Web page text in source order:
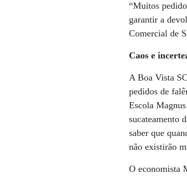
“Muitos
garantir a
Comercial de
Caos e
A Boa Vista
pedidos de
Escola
sucateamento
saber que
não existirão
O economista